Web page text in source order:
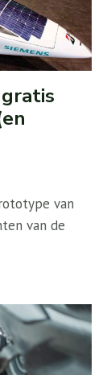
van
van de